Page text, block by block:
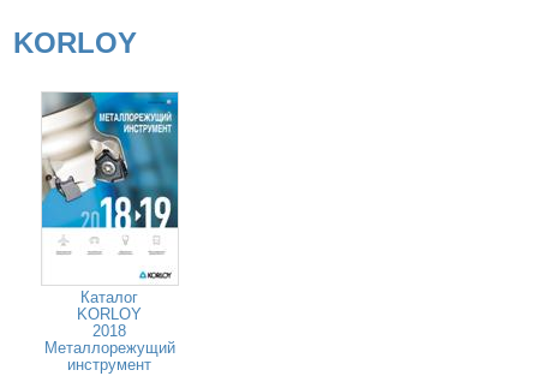
KORLOY
Каталог
KORLOY
2018
Металлорежущий
инструмент